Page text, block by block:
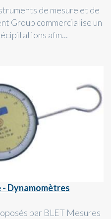
de mesure et de
Group commercialise un
afin...
Dynamomètres
par BLET Mesures